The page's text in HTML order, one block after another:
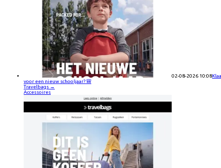
02-08-2026 10:08
voor een nieuw schooljaar? 🎒
Travelbags →
Accessoires